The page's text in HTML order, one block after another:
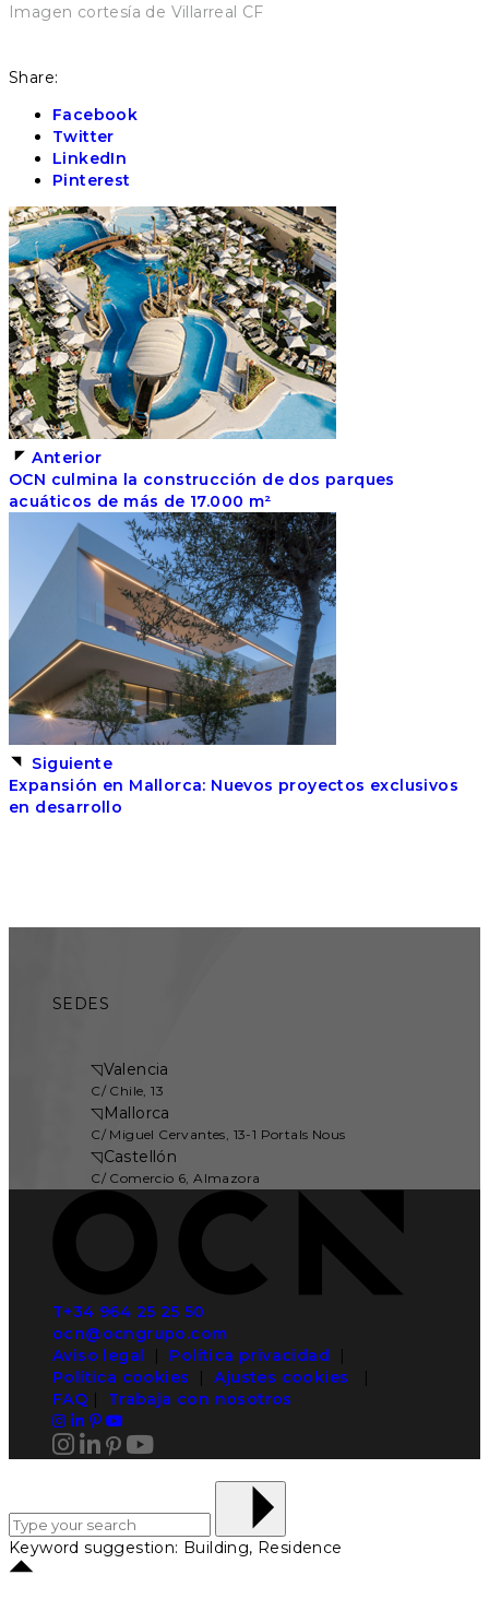
Imagen cortesía de Villarreal CF
Share:
Facebook
Twitter
LinkedIn
Pinterest
Anterior
OCN culmina la construcción de dos parques
acuáticos de más de 17.000 m²
Siguiente
Expansión en Mallorca: Nuevos proyectos exclusivos
en desarrollo
SEDES
◹Valencia
C/ Chile, 13
◹Mallorca
C/ Miguel Cervantes, 13-1 Portals Nous
◹Castellón
C/ Comercio 6, Almazora
T+34 964 25 25 50
ocn@ocngrupo.com
Aviso legal | Política privacidad |
Política cookies |Ajustes cookies
|
FAQ | Trabaja con nosotros
Keyword suggestion: Building, Residence